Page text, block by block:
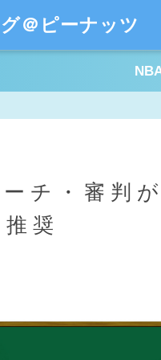
＠ピーナッツ
チ・審判
奨